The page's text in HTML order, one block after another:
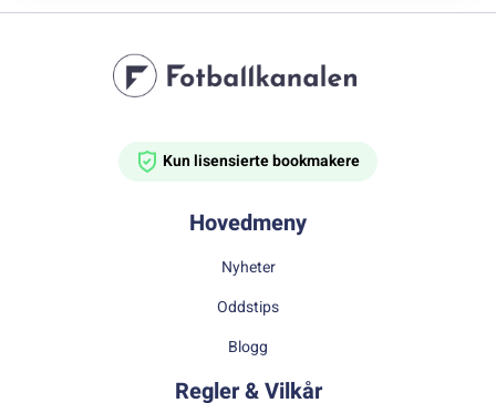
Kun lisensierte bookmakere
Hovedmeny
Nyheter
Oddstips
Blogg
Regler & Vilkår